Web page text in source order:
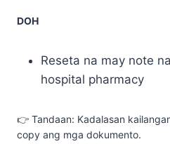
DOH
Reseta na may note
hospital pharmacy
👉 Tandaan: Kadalasan
copy ang mga dokumento.